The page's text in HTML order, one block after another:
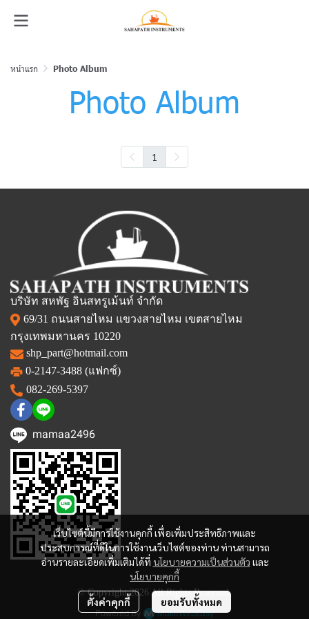
หน้าแรก Photo Album
Photo Album
1
เว็บไซต์นี้มีการใช้งานคุกกี้ เพื่อเพิ่มประสิทธิภาพและ
ประสบการณ์ที่ดีในการใช้งานเว็บไซต์ของท่าน ท่านสามารถ
อ่านรายละเอียดเพิ่มเติมได้ที่ นโยบายความเป็นส่วนตัว และ
นโยบายคุกกี้
ตั้งค่าคุกกี้ ยอมรับทั้งหมด
บริษัท สหพัฐ อินสทรูเม้นท์ จำกัด
69/31 ถนนสายไหม แขวงสายไหม เขตสายไหม
กรุงเทพมหานคร 10220
shp_part@hotmail.com
0-2147-3488 (แฟกซ์)
082-269-5397
mamaa2496
© Copyright 2026 All Rights Reserved.
Powered By MakeWebEasy